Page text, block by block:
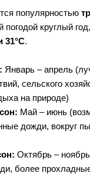
популярностью
погодой круглый
31°C.
Январь – апрель
сельского
на природе)
Май – июнь
дожди, вокруг
Октябрь –
более